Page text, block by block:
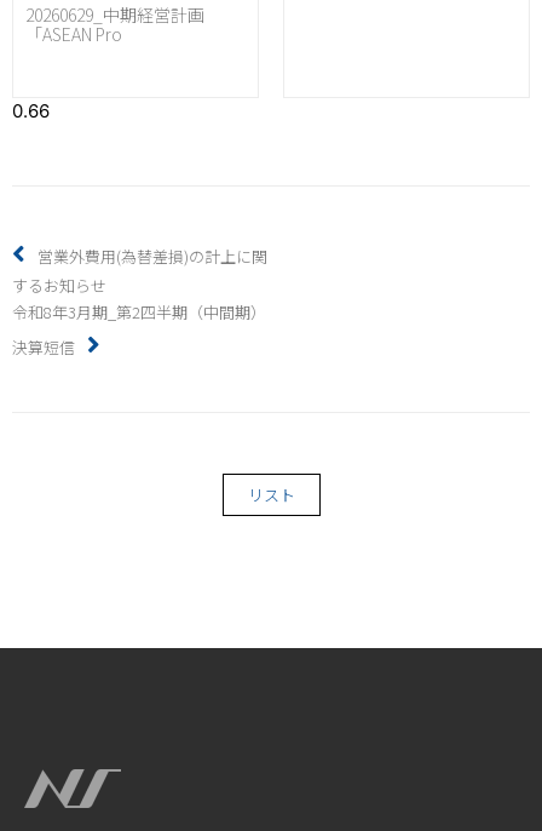
20260629_中期経営計画
「ASEAN Pro
営業外費用(為替差損)の計上に関
するお知らせ
令和8年3月期_第2四半期（中間期）
決算短信
リスト